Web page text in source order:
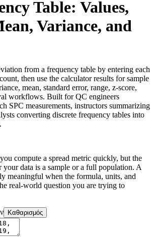
Table: Values,
Variance, and
from a frequency table by entering each
then use the calculator results for sample
mean, standard error, range, z-score,
workflows. Built for QC engineers
SPC measurements, instructors summarizing
converting discrete frequency tables into
compute a spread metric quickly, but the
your data is a sample or a full population. A
meaningful when the formula, units, and
real-world question you are trying to
Καθαρισμός